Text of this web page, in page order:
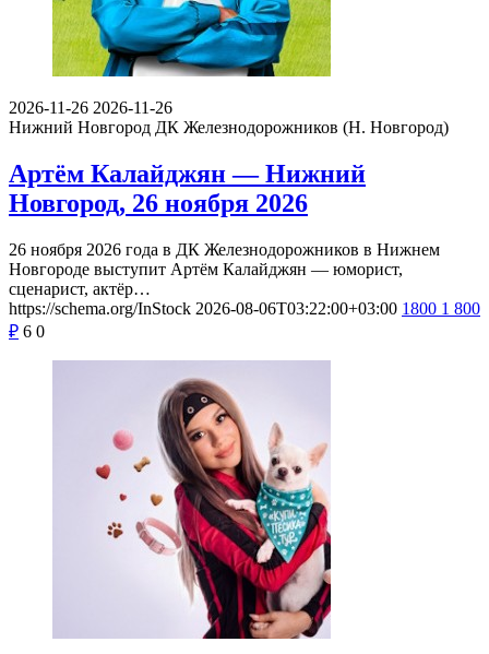
Будьте корректны, и соблюдайте правила приличия.
Смотрите также события
2026-11-26
Нижний Новгород ДК Железнодорожников (Н. Новгород)
Артём Калайджян — Нижний
Новгород, 26 ноября 2026
26 ноября 2026 года в ДК Железнодорожников в Нижнем
Новгороде выступит Артём Калайджян — юморист,